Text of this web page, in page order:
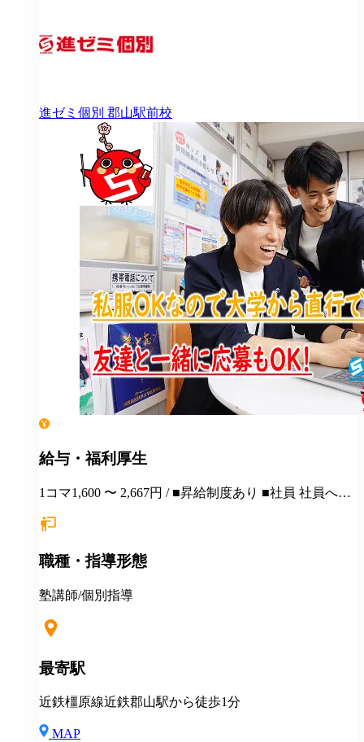
進ゼミ個別 郡山駅前校
給与・福利厚生
1コマ1,600 〜 2,667円 / ■昇給制度あり ■社員 社員への
り、活躍している人が多数います♪ ■受動喫煙対策 敷
入要件満たした方)
職種・指導形態
塾講師/個別指導
最寄駅
近鉄橿原線近鉄郡山駅から徒歩1分
MAP